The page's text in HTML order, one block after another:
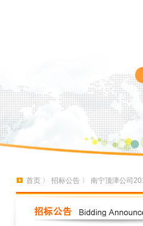
首页 〉 招标公告 〉 南宁顶津公司